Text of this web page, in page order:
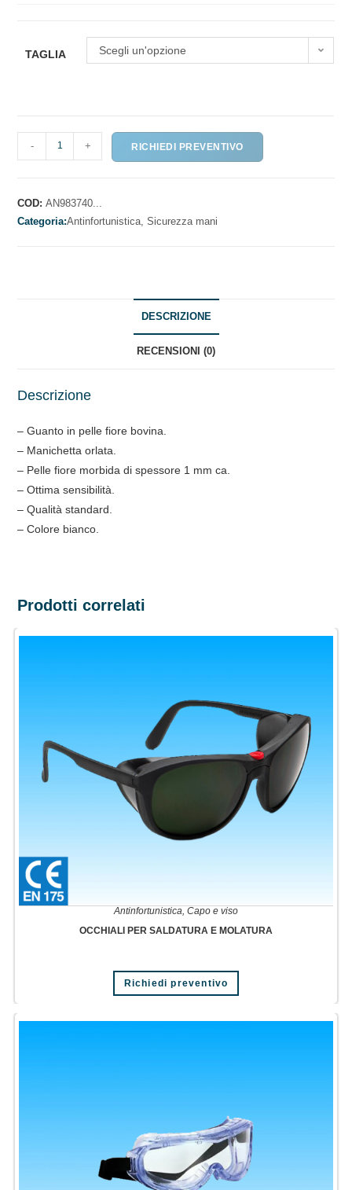
TAGLIA Scegli un'opzione
GUANTI
IN
FIORE
ORLATO
- + RICHIEDI PREVENTIVO
COD:AN983740...
Categoria:Antinfortunistica,Sicurezza mani
DESCRIZIONE
RECENSIONI (0)
Descrizione
– Guanto in pelle fiore bovina.
– Manichetta orlata.
– Pelle fiore morbida di spessore 1 mm ca.
– Ottima sensibilità.
– Qualità standard.
– Colore bianco.
Prodotti correlati
Antinfortunistica, Capo e viso
OCCHIALI PER SALDATURA E MOLATURA
Richiedi preventivo